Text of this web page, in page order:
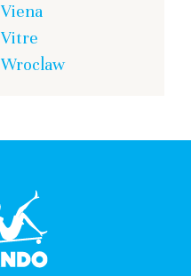
Viena
Vitre
Wroclaw